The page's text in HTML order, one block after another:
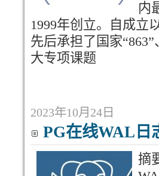
内
1999年创立。自成立
先后承担了国家
大专项课题
2023年10月24日
PG在线WAL日
摘